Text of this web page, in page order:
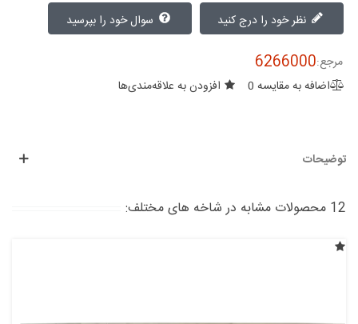
نظر خود را درج کنید
مرجع:6266000
اضافه به مقایسه 0 افزودن به علاقه‌مندی‌ها
توضیحات
12 محصولات مشابه در شاخه های مختلف: